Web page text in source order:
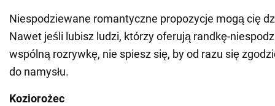
Niespodziewane romantyczne propozycje mogą cię
Nawet jeśli lubisz ludzi, którzy oferują randkę-
wspólną rozrywkę, nie spiesz się, by od razu się
do namysłu.
Koziorożec